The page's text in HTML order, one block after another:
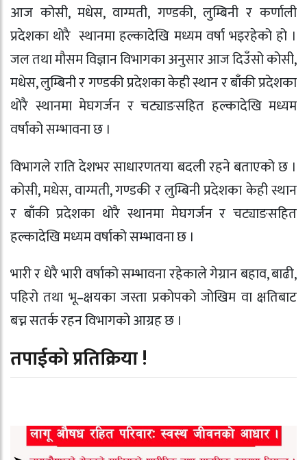
आज कोसी, मधेस, वाग्मती, गण्डकी, लुम्बिनी र कर्णाली
प्रदेशका थोरै स्थानमा हल्कादेखि मध्यम वर्षा भइरहेको हो ।
जल तथा मौसम विज्ञान विभागका अनुसार आज दिउँसो कोसी,
मधेस, लुम्बिनी र गण्डकी प्रदेशका केही स्थान र बाँकी प्रदेशका
थोरै स्थानमा मेघगर्जन र चट्याङसहित हल्कादेखि मध्यम
वर्षाको सम्भावना छ ।
विभागले राति देशभर साधारणतया बदली रहने बताएको छ ।
कोसी, मधेस, वाग्मती, गण्डकी र लुम्बिनी प्रदेशका केही स्थान
र बाँकी प्रदेशका थोरै स्थानमा मेघगर्जन र चट्याङसहित
हल्कादेखि मध्यम वर्षाको सम्भावना छ ।
भारी र धेरै भारी वर्षाको सम्भावना रहेकाले गेग्रान बहाव, बाढी,
पहिरो तथा भू–क्षयका जस्ता प्रकोपको जोखिम वा क्षतिबाट
बच्न सतर्क रहन विभागको आग्रह छ ।
तपाईको प्रतिक्रिया !